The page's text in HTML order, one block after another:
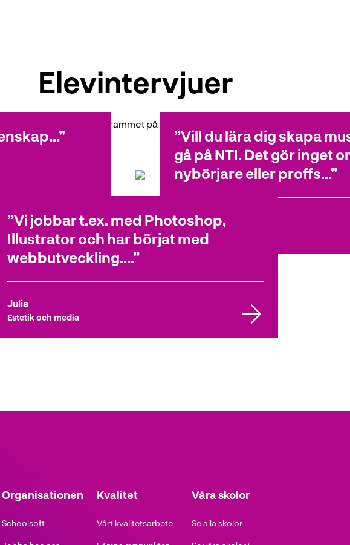
Elevintervjuer
det att gå estetiska programmet på NTI? Se vad våra elever tycker!
Vill du lära dig skapa
gå på NTI. Det gör inget
nybörjare eller proffs...
Alexander
Vi jobbar t.ex. med Photoshop,
Illustrator och har börjat med
webbutveckling....
Julia
Estetik och media
Organisationen
Schoolsoft
Kvalitet
Vårt kvalitetsarbete
Våra skolor
Se alla skolor